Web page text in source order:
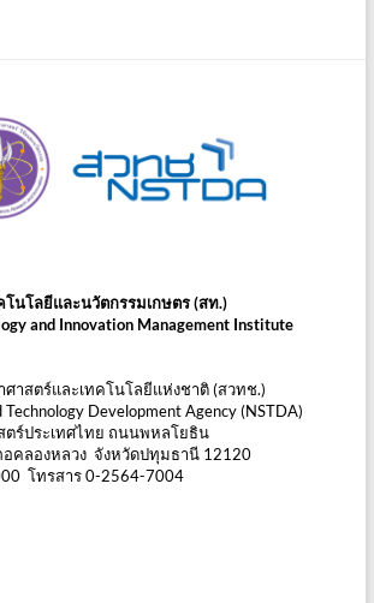
นโลยีและนวัตกรรมเกษตร (สท.)
and Innovation Management Institute
าสตร์และเทคโนโลยีแห่งชาติ (สวทช.)
Technology Development Agency (NSTDA)
ตร์ประเทศไทย ถนนพหลโยธิน
อคลองหลวง จังหวัดปทุมธานี 12120
โทรสาร 0-2564-7004